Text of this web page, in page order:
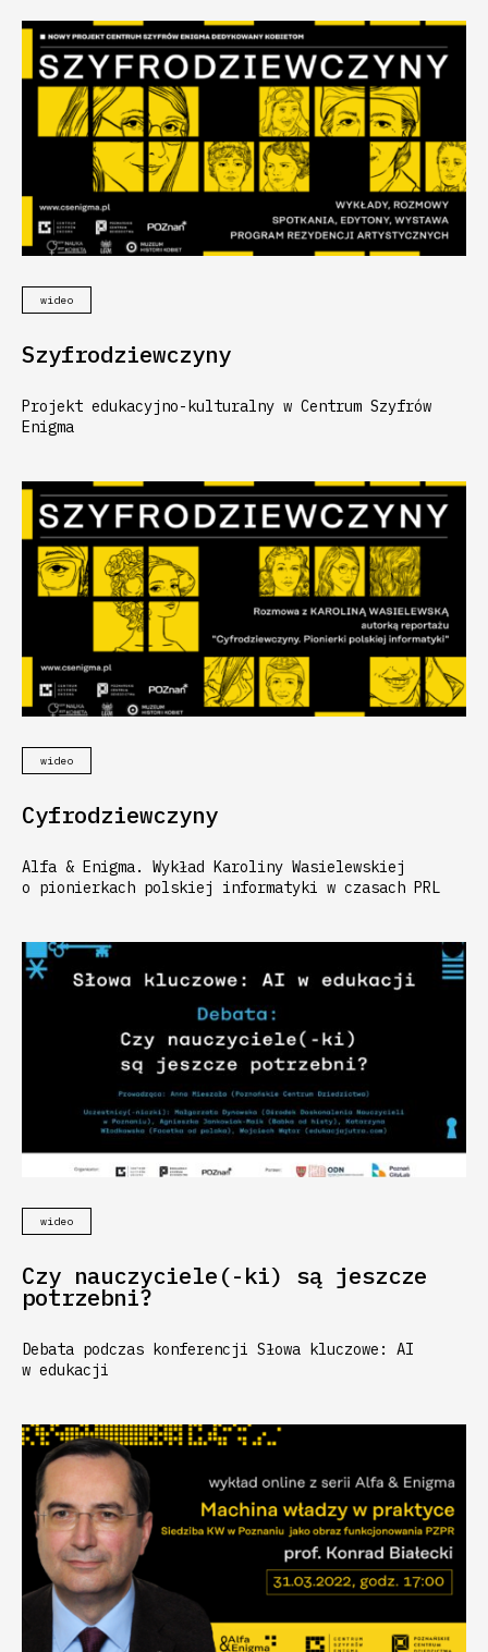
wideo
Szyfrodziewczyny
Projekt edukacyjno-kulturalny w Centrum Szyfrów
Enigma
wideo
Cyfrodziewczyny
Alfa & Enigma. Wykład Karoliny Wasielewskiej
o pionierkach polskiej informatyki w czasach PRL
wideo
Czy nauczyciele(-ki) są jeszcze
potrzebni?
Debata podczas konferencji Słowa kluczowe: AI
w edukacji